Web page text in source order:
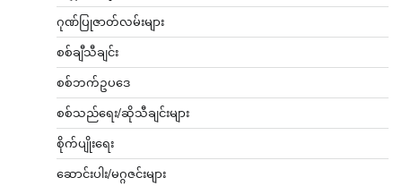
ဂုဏ်ပြုဇာတ်လမ်းများ
စစ်ချီသီချင်း
စစ်ဘက်ဥပဒေ
စစ်သည်ရေး/ဆိုသီချင်းများ
စိုက်ပျိုးရေး
ဆောင်းပါး/မဂ္ဂဇင်းများ